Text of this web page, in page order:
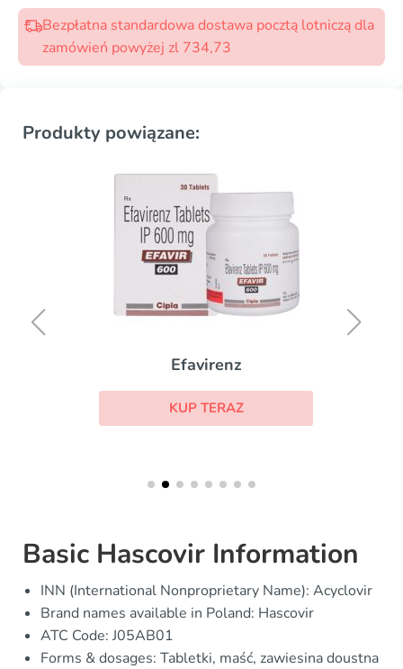
Bezpłatna standardowa dostawa pocztą lotniczą dla
zamówień powyżej zl 734,73
Produkty powiązane:
Efavirenz
KUP TERAZ
Basic Hascovir Information
INN (International Nonproprietary Name): Acyclovir
Brand names available in Poland: Hascovir
ATC Code: J05AB01
Forms & dosages: Tabletki, maść, zawiesina doustna